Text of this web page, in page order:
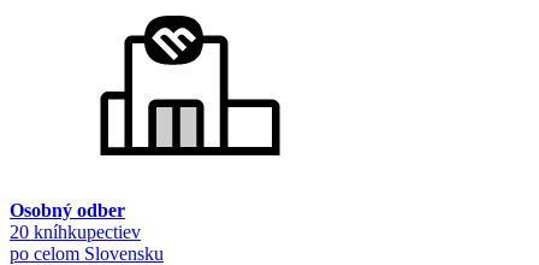
Osobný odber
20 kníhkupectiev
po celom Slovensku